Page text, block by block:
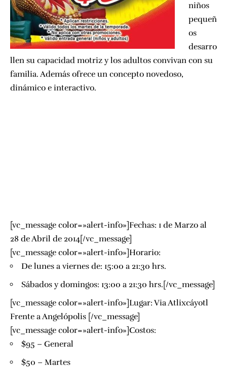
niños
pequeñ
os
desarro
llen su capacidad motriz y los adultos convivan con su
familia. Además ofrece un concepto novedoso,
dinámico e interactivo.
[vc_message color=»alert-info»]Fechas: 1 de Marzo al
28 de Abril de 2014[/vc_message]
[vc_message color=»alert-info»]Horario:
De lunes a viernes de: 15:00 a 21:30 hrs.
Sábados y domingos: 13:00 a 21:30 hrs.[/vc_message]
[vc_message color=»alert-info»]Lugar:Via Atlixcáyotl
Frente a Angelópolis [/vc_message]
[vc_message color=»alert-info»]Costos:
$95 – General
$50 – Martes